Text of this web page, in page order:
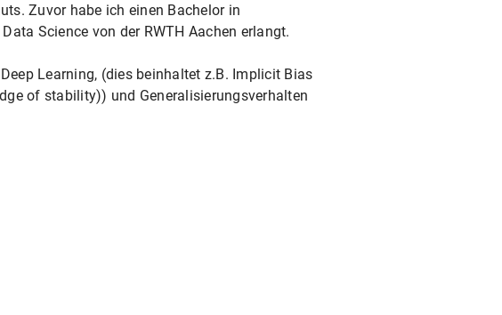
Zuvor habe ich einen Bachelor in
Science von der RWTH Aachen erlangt.
Learning, (dies beinhaltet z.B. Implicit Bias
of stability)) und Generalisierungsverhalten